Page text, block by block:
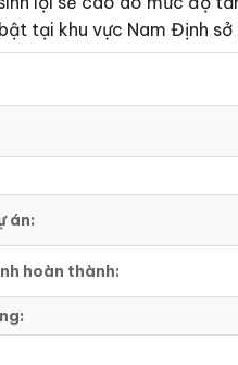
tại khu vực Nam Định
án:
hoàn thành: